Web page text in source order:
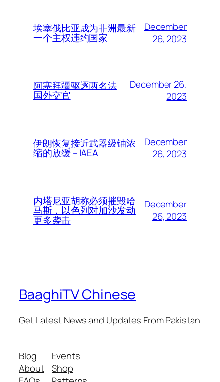
埃塞俄比亚成为非洲最新
一个主权违约国家
December
26, 2023
阿塞拜疆驱逐两名法
国外交官
December 26,
2023
伊朗恢复接近武器级铀浓
缩的放缓 – IAEA
December
26, 2023
内塔尼亚胡称必须摧毁哈
马斯，以色列对加沙发动
更多袭击
December
26, 2023
BaaghiTV Chinese
Get Latest News and Updates From Pakistan
Blog
About
Events
Shop